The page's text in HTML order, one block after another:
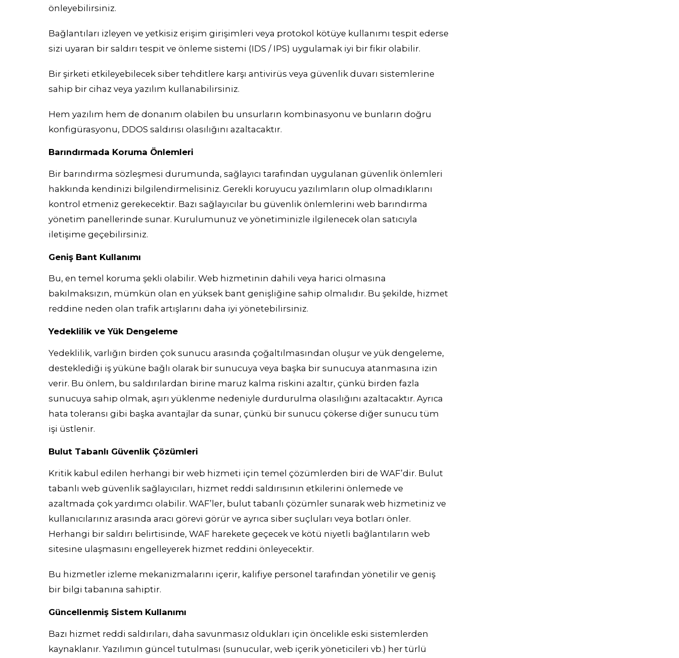
önleyebilirsiniz.
Bağlantıları izleyen ve yetkisiz erişim girişimleri veya protokol kötüye kullanımı tespit ederse
sizi uyaran bir saldırı tespit ve önleme sistemi (IDS / IPS) uygulamak iyi bir fikir olabilir.
Bir şirketi etkileyebilecek siber tehditlere karşı antivirüs veya güvenlik duvarı sistemlerine
sahip bir cihaz veya yazılım kullanabilirsiniz.
Hem yazılım hem de donanım olabilen bu unsurların kombinasyonu ve bunların doğru
konfigürasyonu, DDOS saldırısı olasılığını azaltacaktır.
Barındırmada Koruma Önlemleri
Bir barındırma sözleşmesi durumunda, sağlayıcı tarafından uygulanan güvenlik önlemleri
hakkında kendinizi bilgilendirmelisiniz. Gerekli koruyucu yazılımların olup olmadıklarını
kontrol etmeniz gerekecektir. Bazı sağlayıcılar bu güvenlik önlemlerini web barındırma
yönetim panellerinde sunar. Kurulumunuz ve yönetiminizle ilgilenecek olan satıcıyla
iletişime geçebilirsiniz.
Geniş Bant Kullanımı
Bu, en temel koruma şekli olabilir. Web hizmetinin dahili veya harici olmasına
bakılmaksızın, mümkün olan en yüksek bant genişliğine sahip olmalıdır. Bu şekilde, hizmet
reddine neden olan trafik artışlarını daha iyi yönetebilirsiniz.
Yedeklilik ve Yük Dengeleme
Yedeklilik, varlığın birden çok sunucu arasında çoğaltılmasından oluşur ve yük dengeleme,
desteklediği iş yüküne bağlı olarak bir sunucuya veya başka bir sunucuya atanmasına izin
verir. Bu önlem, bu saldırılardan birine maruz kalma riskini azaltır, çünkü birden fazla
sunucuya sahip olmak, aşırı yüklenme nedeniyle durdurulma olasılığını azaltacaktır. Ayrıca
hata toleransı gibi başka avantajlar da sunar, çünkü bir sunucu çökerse diğer sunucu tüm
işi üstlenir.
Bulut Tabanlı Güvenlik Çözümleri
Kritik kabul edilen herhangi bir web hizmeti için temel çözümlerden biri de WAF’dir. Bulut
tabanlı web güvenlik sağlayıcıları, hizmet reddi saldırısının etkilerini önlemede ve
azaltmada çok yardımcı olabilir. WAF’ler, bulut tabanlı çözümler sunarak web hizmetiniz ve
kullanıcılarınız arasında aracı görevi görür ve ayrıca siber suçluları veya botları önler.
Herhangi bir saldırı belirtisinde, WAF harekete geçecek ve kötü niyetli bağlantıların web
sitesine ulaşmasını engelleyerek hizmet reddini önleyecektir.
Bu hizmetler izleme mekanizmalarını içerir, kalifiye personel tarafından yönetilir ve geniş
bir bilgi tabanına sahiptir.
Güncellenmiş Sistem Kullanımı
Bazı hizmet reddi saldırıları, daha savunmasız oldukları için öncelikle eski sistemlerden
kaynaklanır. Yazılımın güncel tutulması (sunucular, web içerik yöneticileri vb.) her türlü